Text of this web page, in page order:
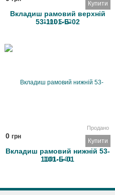
Купити
Вкладиш рамовий верхній
53-1101-Б-02
Продано
0 грн
Купити
Вкладиш рамовий нижній 53-
1101-Б-01